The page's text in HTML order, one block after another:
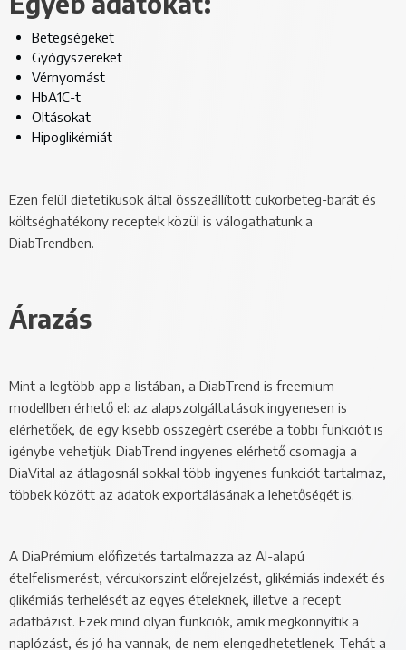
Betegségeket
Gyógyszereket
Vérnyomást
HbA1C-t
Oltásokat
Hipoglikémiát
Ezen felül dietetikusok által összeállított cukorbeteg-barát és
költséghatékony receptek közül is válogathatunk a
DiabTrendben.
Árazás
Mint a legtöbb app a listában, a DiabTrend is freemium
modellben érhető el: az alapszolgáltatások ingyenesen is
elérhetőek, de egy kisebb összegért cserébe a többi funkciót is
igénybe vehetjük. DiabTrend ingyenes elérhető csomagja a
DiaVital az átlagosnál sokkal több ingyenes funkciót tartalmaz,
többek között az adatok exportálásának a lehetőségét is.
A DiaPrémium előfizetés tartalmazza az AI-alapú
ételfelismerést, vércukorszint előrejelzést, glikémiás indexét és
glikémiás terhelését az egyes ételeknek, illetve a recept
adatbázist. Ezek mind olyan funkciók, amik megkönnyítik a
naplózást, és jó ha vannak, de nem elengedhetetlenek. Tehát a